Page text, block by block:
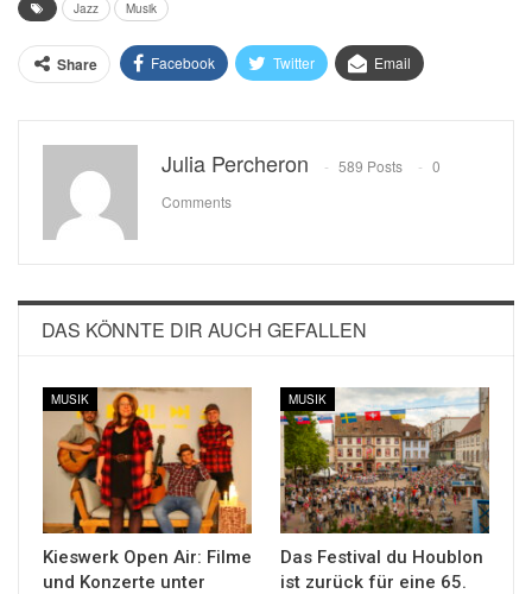
Jazz Musik
Share Facebook Twitter Email
Julia Percheron 589 Posts
0
Comments
DAS KÖNNTE DIR AUCH GEFALLEN
MUSIK
Kieswerk Open Air: Filme
und Konzerte unter
MUSIK
Das Festival du Houblon
ist zurück für eine 65.